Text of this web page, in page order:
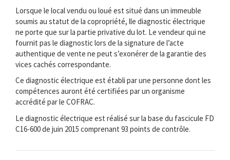
Lorsque le local vendu ou loué est situé dans un immeuble
soumis au statut de la copropriété, lle diagnostic électrique
ne porte que sur la partie privative du lot. Le vendeur qui ne
fournit pas le diagnostic lors de la signature de l’acte
authentique de vente ne peut s’exonérer de la garantie des
vices cachés correspondante.
Ce diagnostic électrique est établi par une personne dont les
compétences auront été certifiées par un organisme
accrédité par le COFRAC.
Le diagnostic électrique est réalisé sur la base du fascicule FD
C16-600 de juin 2015 comprenant 93 points de contrôle.